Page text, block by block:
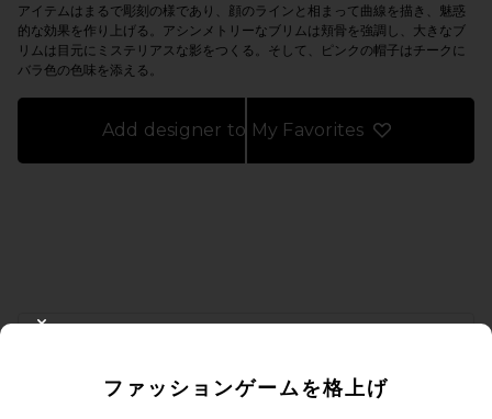
アイテムはまるで彫刻の様であり、顔のラインと相まって曲線を描き、魅惑
的な効果を作り上げる。アシンメトリーなブリムは頬骨を強調し、大きなブ
リムは目元にミステリアスな影をつくる。そして、ピンクの帽子はチークに
バラ色の色味を添える。
Add designer to My Favorites
メールを送信することにより、当社のニュースレターに登録。いつで
ファッションゲームを格上げ